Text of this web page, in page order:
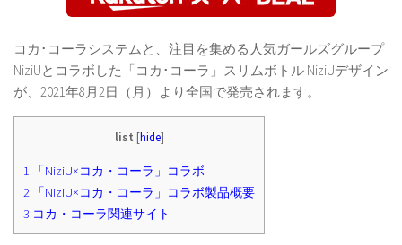
コカ･コーラシステムと、注目を集める人気ガールズグループ
NiziUとコラボした「コカ･コーラ」スリムボトル NiziUデザイン
が、2021年8月2日（月）より全国で発売されます。
list [hide]
1 「NiziU×コカ・コーラ」コラボ
2 「NiziU×コカ・コーラ」コラボ製品概要
3 コカ・コーラ関連サイト